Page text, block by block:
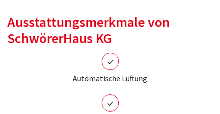
Ausstattungsmerkmale von
SchwörerHaus KG
Automatische Lüftung